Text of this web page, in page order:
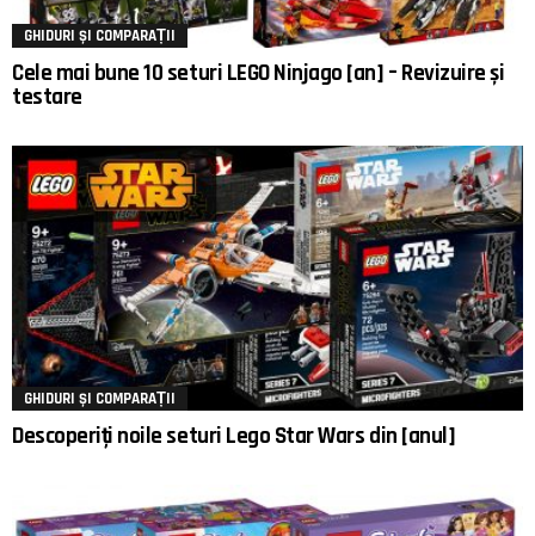
GHIDURI ȘI COMPARAȚII
Cele mai bune 10 seturi LEGO Ninjago [an] – Revizuire și
testare
GHIDURI ȘI COMPARAȚII
Descoperiți noile seturi Lego Star Wars din [anul]